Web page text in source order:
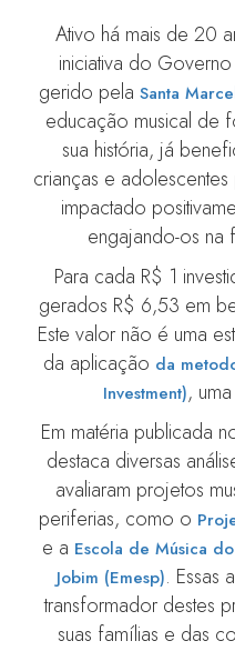
Ativo há mais de 20
iniciativa do
gerido pela Santa
educação musical de
sua história, já
crianças e
impactado
engajando-os na
Para cada R$ 1
gerados R$ 6,53 em
Este valor não é uma
da aplicação da
Investment),
Em matéria publicada
destaca diversas
avaliaram projetos
periferias, como o
e a Escola de Música
Jobim (Emesp). Essas
transformador destes
suas famílias e das